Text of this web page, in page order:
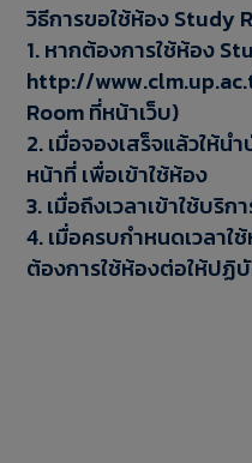
วิธีการขอใช้ห้อง Study
1. หากต้องการใช้ห้อง
http://
Room ที่หน้าเว็บ)
2. เมื่อจองเสร็จแล้วให้น
หน้าที่ เพื่อเข้าใช้ห้อง
3. เมื่อถึงเวลาเข้าใช้บริ
4. เมื่อครบกำหนดเวลาใ
ต้องการใช้ห้องต่อให้ปฏิ